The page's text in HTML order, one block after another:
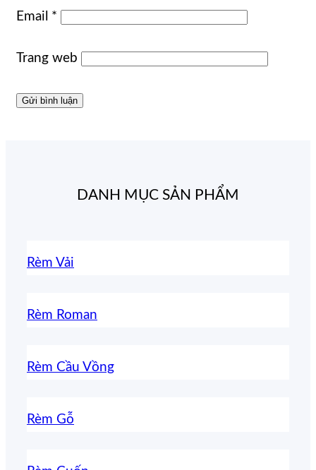
Email *
Trang web
DANH MỤC SẢN PHẨM
Rèm Vải
Rèm Roman
Rèm Cầu Vồng
Rèm Gỗ